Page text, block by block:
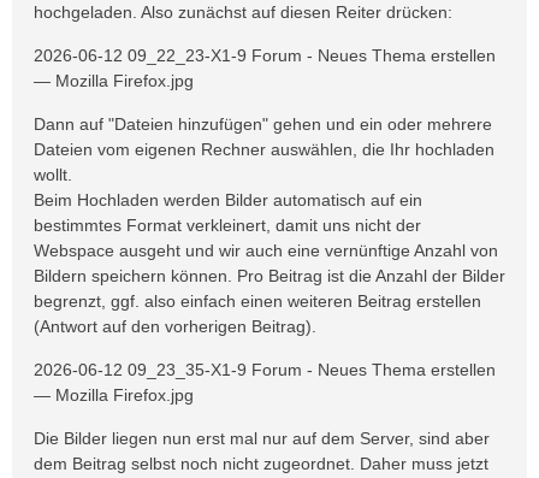
a
hochgeladen. Also zunächst auf diesen Reiter drücken:
2026-06-12 09_22_23-X1-9 Forum - Neues Thema erstellen
— Mozilla Firefox.jpg
Dann auf "Dateien hinzufügen" gehen und ein oder mehrere
Dateien vom eigenen Rechner auswählen, die Ihr hochladen
wollt.
Beim Hochladen werden Bilder automatisch auf ein
bestimmtes Format verkleinert, damit uns nicht der
Webspace ausgeht und wir auch eine vernünftige Anzahl von
Bildern speichern können. Pro Beitrag ist die Anzahl der Bilder
begrenzt, ggf. also einfach einen weiteren Beitrag erstellen
(Antwort auf den vorherigen Beitrag).
2026-06-12 09_23_35-X1-9 Forum - Neues Thema erstellen
— Mozilla Firefox.jpg
Die Bilder liegen nun erst mal nur auf dem Server, sind aber
dem Beitrag selbst noch nicht zugeordnet. Daher muss jetzt